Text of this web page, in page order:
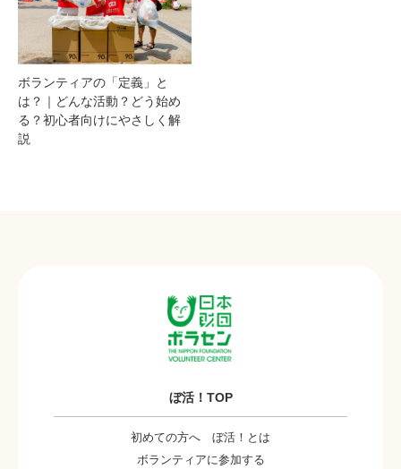
ボランティアの「定義」と
は？｜どんな活動？どう始め
る？初心者向けにやさしく解
説
ぼ活！TOP
初めての方へ ぼ活！とは
ボランティアに参加する